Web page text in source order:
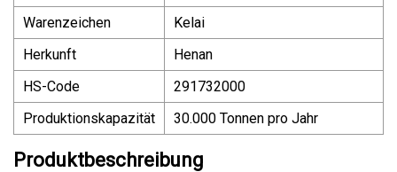
Warenzeichen
Kelai
Herkunft
Henan
HS-Code
291732000
Produktionskapazität
30.000 Tonnen pro Jahr
Produktbeschreibung